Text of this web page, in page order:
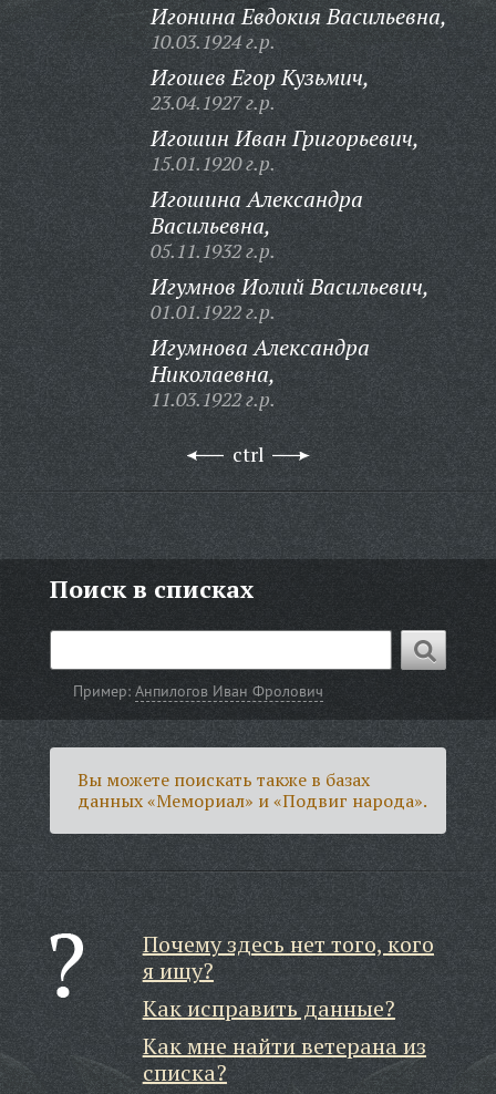
Игонина Евдокия Васильевна,
10.03.1924 г.р.
Игошев Егор Кузьмич,
23.04.1927 г.р.
Игошин Иван Григорьевич,
15.01.1920 г.р.
Игошина Александра
Васильевна,
05.11.1932 г.р.
Игумнов Иолий Васильевич,
01.01.1922 г.р.
Игумнова Александра
Николаевна,
11.03.1922 г.р.
ctrl
Поиск в списках
Пример:Анпилогов Иван Фролович
Вы можете поискать также в базах
данных «Мемориал» и «Подвиг народа».
Почему здесь нет того, кого
я ищу?
Как исправить данные?
Как мне найти ветерана из
списка?